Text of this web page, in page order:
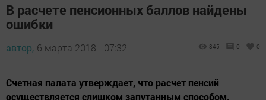
В расчете пенсионных баллов найдены
ошибки
автор, 6 марта 2018 - 07:32 845 0 0
Счетная палата утверждает, что расчет пенсий
осуществляется слишком запутанным способом.